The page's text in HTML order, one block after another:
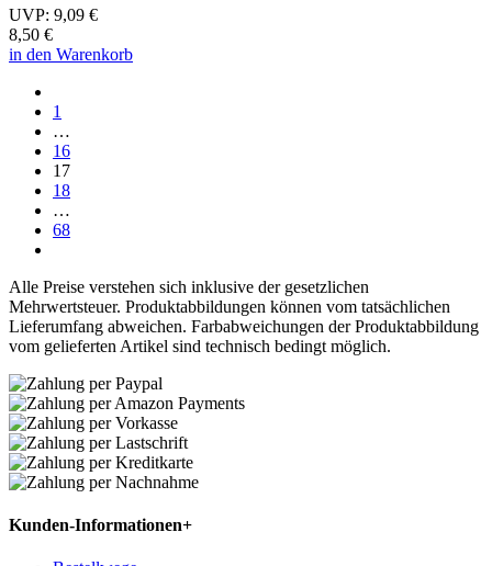
UVP: 9,09 €
8,50 €
in den Warenkorb
1
…
16
17
18
…
68
Alle Preise verstehen sich inklusive der gesetzlichen
Mehrwertsteuer. Produktabbildungen können vom tatsächlichen
Lieferumfang abweichen. Farbabweichungen der Produktabbildung
vom gelieferten Artikel sind technisch bedingt möglich.
Kunden-Informationen+